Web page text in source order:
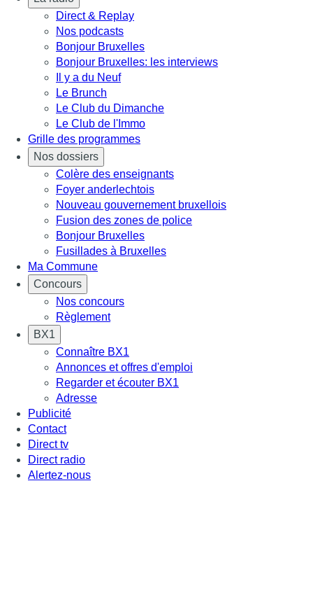
Direct & Replay
Nos podcasts
Bonjour Bruxelles
Bonjour Bruxelles: les interviews
Il y a du Neuf
Le Brunch
Le Club du Dimanche
Le Club de l'Immo
Grille des programmes
Nos dossiers
Colère des enseignants
Foyer anderlechtois
Nouveau gouvernement bruxellois
Fusion des zones de police
Bonjour Bruxelles
Fusillades à Bruxelles
Ma Commune
Concours
Nos concours
Règlement
BX1
Connaître BX1
Annonces et offres d'emploi
Regarder et écouter BX1
Adresse
Publicité
Contact
Direct tv
Direct radio
Alertez-nous